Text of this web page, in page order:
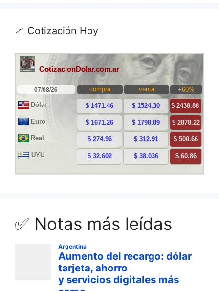
📈 Cotización Hoy
✅ Notas más leídas